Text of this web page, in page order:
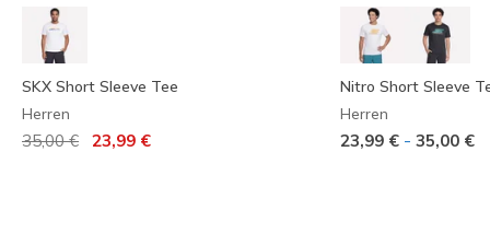
SKX Short Sleeve Tee
Herren
Reduziert von
35,00 € auf
23,99 €
Nitro Short Sleeve
Herren
23,99 € - 35,00 €